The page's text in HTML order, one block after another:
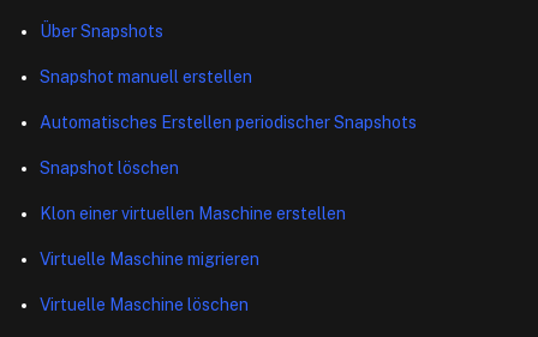
Über Snapshots
Snapshot manuell erstellen
Automatisches Erstellen periodischer Snapshots
Snapshot löschen
Klon einer virtuellen Maschine erstellen
Virtuelle Maschine migrieren
Virtuelle Maschine löschen